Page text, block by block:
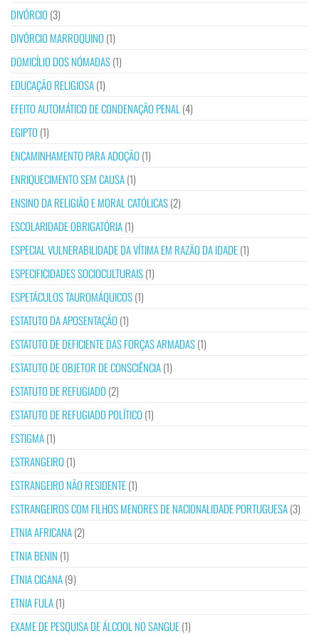
DIVÓRCIO (3)
DIVÓRCIO MARROQUINO (1)
DOMICÍLIO DOS NÓMADAS(1)
EDUCAÇÃO RELIGIOSA(1)
EFEITO AUTOMÁTICO DE CONDENAÇÃO PENAL(4)
EGIPTO (1)
ENCAMINHAMENTO PARA ADOÇÃO (1)
ENRIQUECIMENTO SEM CAUSA(1)
ENSINO DA RELIGIÃO E MORAL CATÓLICAS(2)
ESCOLARIDADE OBRIGATÓRIA(1)
ESPECIAL VULNERABILIDADE DA VÍTIMA EM RAZÃO DA IDADE(1)
ESPECIFICIDADES SOCIOCULTURAIS(1)
ESPETÁCULOS TAUROMÁQUICOS(1)
ESTATUTO DA APOSENTAÇÃO (1)
ESTATUTO DE DEFICIENTE DAS FORÇAS ARMADAS(1)
ESTATUTO DE OBJETOR DE CONSCIÊNCIA(1)
ESTATUTO DE REFUGIADO (2)
ESTATUTO DE REFUGIADO POLÍTICO (1)
ESTIGMA(1)
ESTRANGEIRO (1)
ESTRANGEIRO NÃO RESIDENTE(1)
ESTRANGEIROS COM FILHOS MENORES DE NACIONALIDADE PORTUGUESA(3)
ETNIA AFRICANA(2)
ETNIA BENIN (1)
ETNIA CIGANA(9)
ETNIA FULA(1)
EXAME DE PESQUISA DE ÁLCOOL NO SANGUE(1)